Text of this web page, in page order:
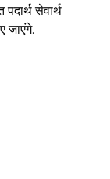
सेवार्थ
जाएंगे.